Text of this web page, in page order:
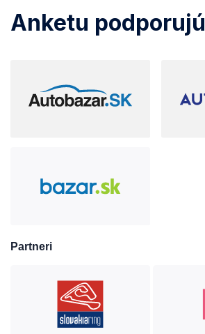
Anketu podporujú
Partneri